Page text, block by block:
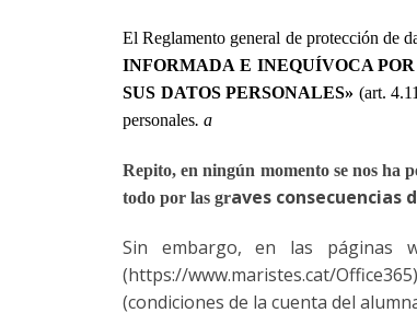
El Reglamento general de protección de
INFORMADA E INEQUÍVOCA
SUS DATOS PERSONALES» (art.
personales. a
Repito, en ningún momento se nos ha
todo por las graves consecuencias
Sin embargo, en las páginas
(https://www.maristes.cat/
(condiciones de la cuenta del